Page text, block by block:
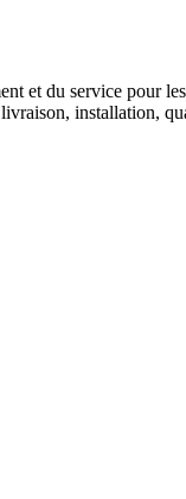
et du service pour
livraison, installation,